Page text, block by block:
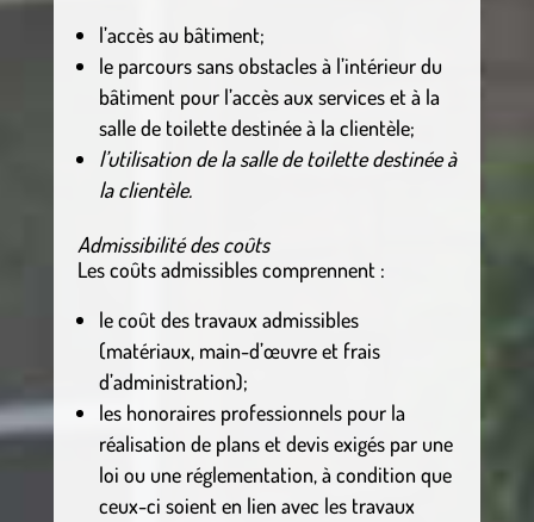
l’accès au bâtiment;
le parcours sans obstacles à l’intérieur du
bâtiment pour l’accès aux services et à la
salle de toilette destinée à la clientèle;
l’utilisation de la salle de toilette destinée à
la clientèle.
Admissibilité des coûts
Les coûts admissibles comprennent :
le coût des travaux admissibles
(matériaux, main-d’œuvre et frais
d’administration);
les honoraires professionnels pour la
réalisation de plans et devis exigés par une
loi ou une réglementation, à condition que
ceux-ci soient en lien avec les travaux